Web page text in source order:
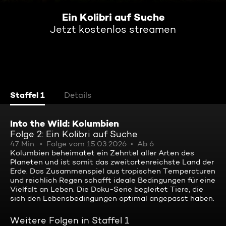
Ein Kolibri auf Suche
Jetzt kostenlos streamen
Staffel 1 Details
Into the Wild: Kolumbien
Folge 2: Ein Kolibri auf Suche
47 Min. Folge vom 15.03.2026
Ab 6
Kolumbien beheimatet ein Zehntel aller Arten des
Planeten und ist somit das zweitartenreichste Land der
Erde. Das Zusammenspiel aus tropischen Temperaturen
und reichlich Regen schafft ideale Bedingungen für eine
Vielfalt an Leben. Die Doku-Serie begleitet Tiere, die
sich den Lebensbedingungen optimal angepasst haben.
Weitere Folgen in Staffel 1